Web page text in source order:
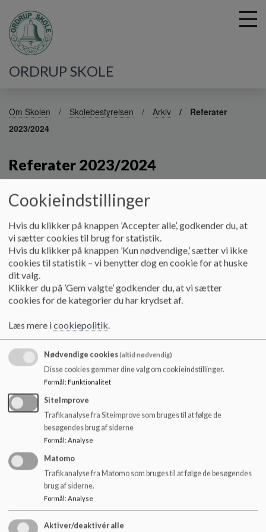
v
ORDRUP SKOLE
Om Skolen Skolebestyrelsen Arkiv
Referater
2023/2024
Referater 2023/2024
...
Dokumenter
Referat 22. august 2023
Referat 20. september 2023
Referat 30. oktober 2023
Referat 30. november 2023
Referat 22. februar 2024
Referat 19. marts 2024
Referat 29. april 2024
Cookieindstillinger
Hvis du klikker på knappen ’Accepter alle’, godkender du, at
vi sætter cookies til brug for statistik.
Hvis du klikker på knappen ’Kun nødvendige,’ sætter vi ikke
cookies til statistik – vi benytter dog en cookie for at huske
dit valg.
Klikker du på ’Gem valgte’ godkender du, at vi sætter
cookies for de kategorier du har krydset af.
Læs mere icookiepolitik.
Nødvendige cookies(altid nødvendig)
Disse cookies gemmer dine valg om cookieindstillinger.
Formål: Funktionalitet
SiteImprove
Trafikanalyse fra Siteimprove som bruges til at følge de
besøgendes brug af siderne
Formål: Analyse
Matomo
Trafikanalyse fra Matomo som bruges til at følge de besøgendes
brug af siderne.
Formål: Analyse
Aktiver/deaktivér alle